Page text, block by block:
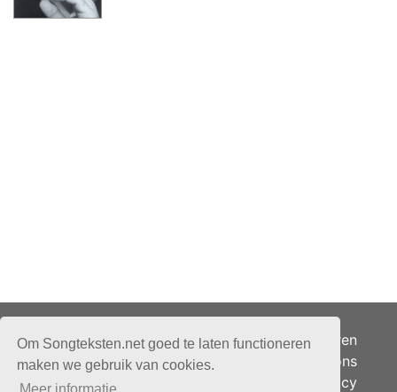
Om Songteksten.net goed te laten functioneren
maken we gebruik van cookies.
Adverteren
Over ons
Je privacy